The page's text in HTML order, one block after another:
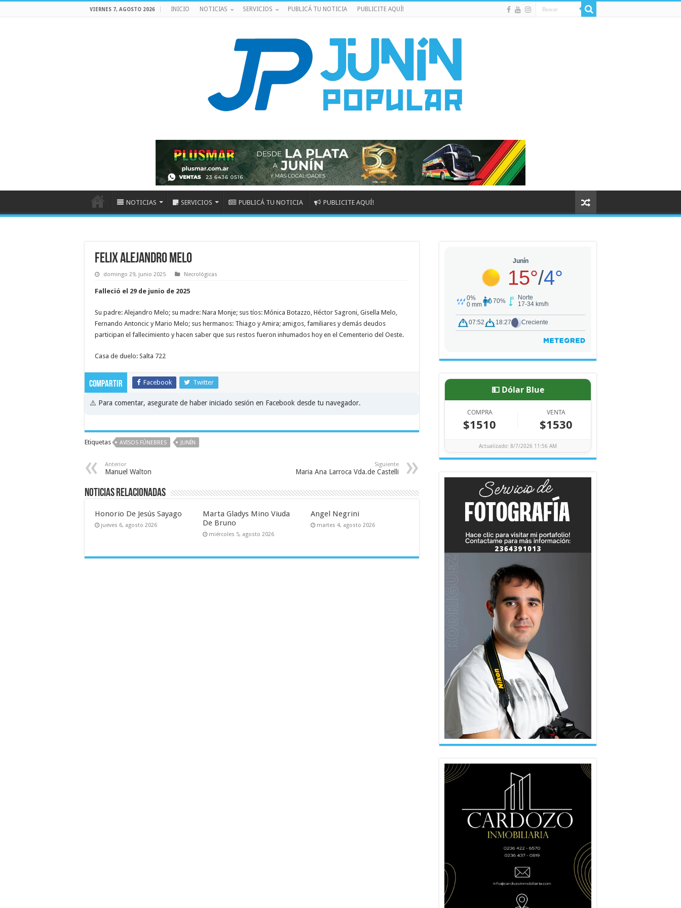
VIERNES 7, AGOSTO 2026 INICIO NOTICIAS SERVICIOS PUBLICÁ TU NOTICIA PUBLICITE AQUÍ!
NOTICIAS SERVICIOS PUBLICÁ TU NOTICIA PUBLICITE AQUÍ!
Felix Alejandro Melo
domingo 29, junio 2025 Necrológicas
Falleció el 29 de junio de 2025
Su padre: Alejandro Melo; su madre: Nara Monje; sus tíos: Mónica Botazzo, Héctor Sagroni, Gisella Melo,
Fernando Antoncic y Mario Melo; sus hermanos: Thiago y Amira; amigos, familiares y demás deudos
participan el fallecimiento y hacen saber que sus restos fueron inhumados hoy en el Cementerio del Oeste.
Casa de duelo: Salta 722
Compartir Facebook Twitter
⚠️ Para comentar, asegurate de haber iniciado sesión en Facebook desde tu navegador.
Etiquetas AVISOS FÚNEBRES JUNÍN
Anterior
Manuel Walton
Siguiente
Maria Ana Larroca Vda.de Castelli
Noticias relacionadas
Honorio De Jesús Sayago
jueves 6, agosto 2026
Marta Gladys Mino Viuda
De Bruno
miércoles 5, agosto 2026
Angel Negrini
martes 4, agosto 2026
💵 Dólar Blue
COMPRA
$1510
VENTA
$1530
Actualizado: 8/7/2026 11:56 AM